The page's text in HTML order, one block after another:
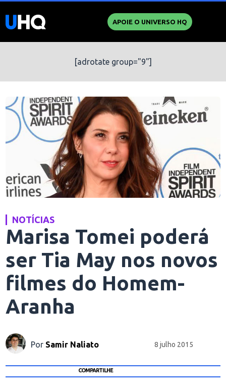
APOIE O UNIVERSO HQ
[adrotate group="9"]
NOTÍCIAS
Marisa Tomei poderá
ser Tia May nos novos
filmes do Homem-
Aranha
Por Samir Naliato 8 julho 2015
COMPARTILHE